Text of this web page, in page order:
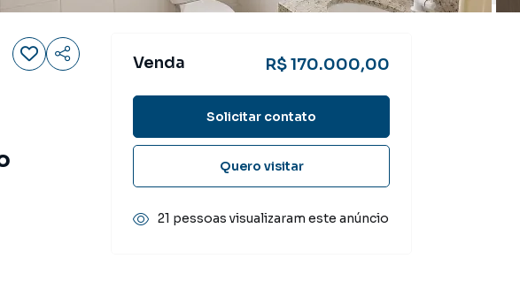
Venda R$ 170.000,00
Solicitar contato
Quero visitar
21 pessoas visualizaram este anúncio